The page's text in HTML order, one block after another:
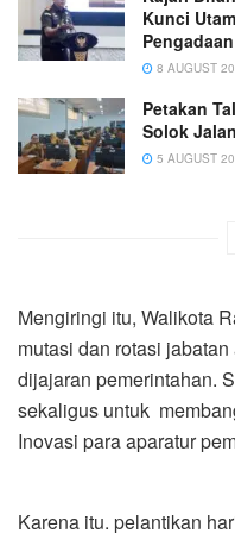
Kunci
8 AUGUST
Petakan
Solok
5 AUGUST
Mengiringi itu, Walikota
mutasi dan rotasi
dijajaran pemerintahan.
sekaligus untuk
Inovasi para aparatur
Karena itu. pelantikan